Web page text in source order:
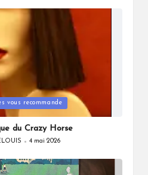
vous recommande
du Crazy Horse
4 mai 2026